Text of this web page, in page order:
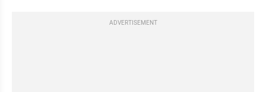
ADVERTISEMENT